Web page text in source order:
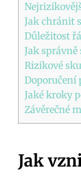
Jak chránit
Důležitost
Jak
Rizikové
Doporučení
Jaké kroky
Závěrečné
Jak